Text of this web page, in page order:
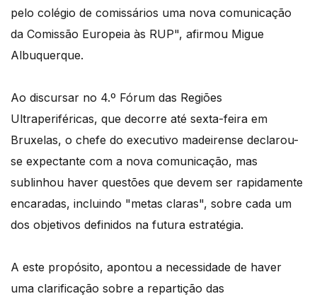
pelo colégio de comissários uma nova comunicação
da Comissão Europeia às RUP", afirmou Migue
Albuquerque.
Ao discursar no 4.º Fórum das Regiões
Ultraperiféricas, que decorre até sexta-feira em
Bruxelas, o chefe do executivo madeirense declarou-
se expectante com a nova comunicação, mas
sublinhou haver questões que devem ser rapidamente
encaradas, incluindo "metas claras", sobre cada um
dos objetivos definidos na futura estratégia.
A este propósito, apontou a necessidade de haver
uma clarificação sobre a repartição das